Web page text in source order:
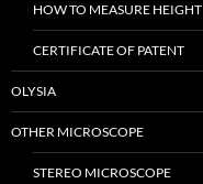
HOW TO MEASURE HEIGHT
CERTIFICATE OF PATENT
OLYSIA
OTHER MICROSCOPE
STEREO MICROSCOPE